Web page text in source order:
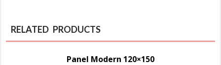
RELATED PRODUCTS
Panel Modern 120×150